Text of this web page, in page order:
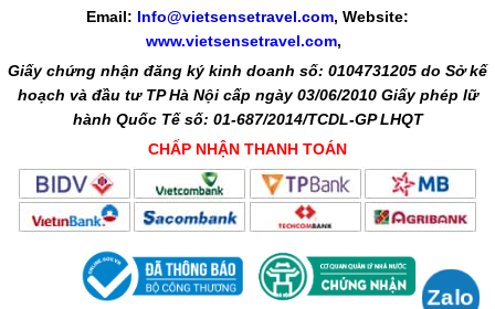
Email: Info@vietsensetravel.com, Website:
www.vietsensetravel.com,
Giấy chứng nhận đăng ký kinh doanh số: 0104731205 do Sở kế
hoạch và đầu tư TP Hà Nội cấp ngày 03/06/2010 Giấy phép lữ
hành Quốc Tế số: 01-687/2014/TCDL-GP LHQT
CHẤP NHẬN THANH TOÁN